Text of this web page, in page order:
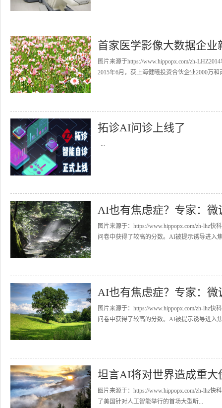
首家医学影像大数据企业
图片来源于https://www.hippopx.com/zh-
2015年6月，获上海健曦投资合伙企业2000万和
拓诊AI问诊上线了
...
AI也有焦虑症？专家：
图片来源于：https://www.hippopx.com/zh-lhz
问卷中获得了较高的分数。AI被提示诱导进入
AI也有焦虑症？专家：
图片来源于：https://www.hippopx.com/zh-lhz
问卷中获得了较高的分数。AI被提示诱导进入
坦言AI将对世界造成重大
图片来源于：https://www.hippopx.com/zh-lhz快
了美国针对人工智能举行的首场大型听...